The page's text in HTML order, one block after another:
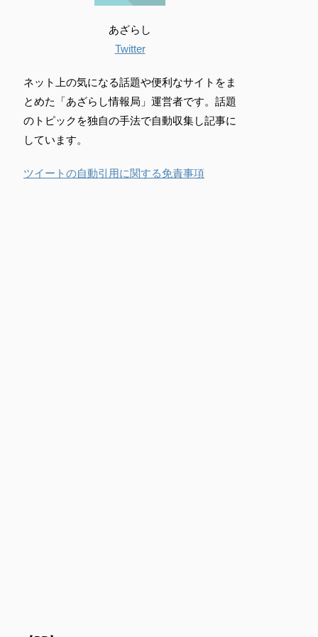
あざらし
Twitter
ネット上の気になる話題や便利なサイトをま
とめた「あざらし情報局」運営者です。話題
のトピックを独自の手法で自動収集し記事に
しています。
ツイートの自動引用に関する免責事項